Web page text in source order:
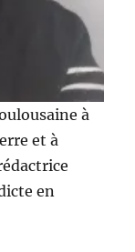
à
et à
en